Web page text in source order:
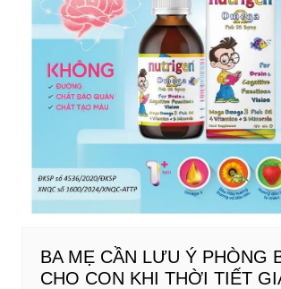
BA MẸ CẦN LƯU Ý PHÒNG
CHO CON KHI THỜI TIẾT